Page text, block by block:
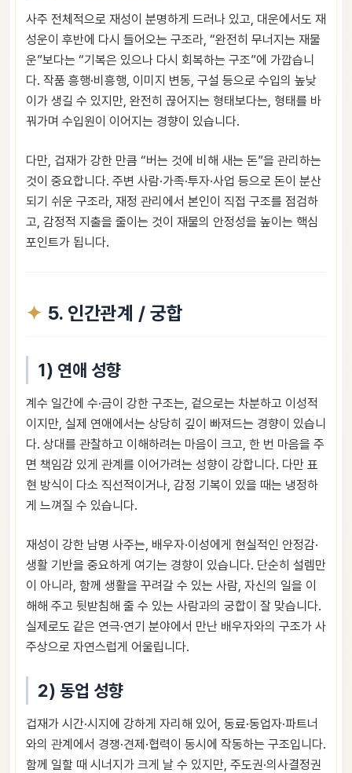
사주 전체적으로 재성이 분명하게 드러나 있고, 대운에서도 재
성운이 후반에 다시 들어오는 구조라, “완전히 무너지는 재물
운”보다는 “기복은 있으나 다시 회복하는 구조”에 가깝습니
다. 작품 흥행·비흥행, 이미지 변동, 구설 등으로 수입의 높낮
이가 생길 수 있지만, 완전히 끊어지는 형태보다는, 형태를 바
꿔가며 수입원이 이어지는 경향이 있습니다.
다만, 겁재가 강한 만큼 “버는 것에 비해 새는 돈”을 관리하는
것이 중요합니다. 주변 사람·가족·투자·사업 등으로 돈이 분산
되기 쉬운 구조라, 재정 관리에서 본인이 직접 구조를 점검하
고, 감정적 지출을 줄이는 것이 재물의 안정성을 높이는 핵심
포인트가 됩니다.
5. 인간관계 / 궁합
1) 연애 성향
계수 일간에 수·금이 강한 구조는, 겉으로는 차분하고 이성적
이지만, 실제 연애에서는 상당히 깊이 빠져드는 경향이 있습니
다. 상대를 관찰하고 이해하려는 마음이 크고, 한 번 마음을 주
면 책임감 있게 관계를 이어가려는 성향이 강합니다. 다만 표
현 방식이 다소 직선적이거나, 감정 기복이 있을 때는 냉정하
게 느껴질 수 있습니다.
재성이 강한 남명 사주는, 배우자·이성에게 현실적인 안정감·
생활 기반을 중요하게 여기는 경향이 있습니다. 단순히 설렘만
이 아니라, 함께 생활을 꾸려갈 수 있는 사람, 자신의 일을 이
해해 주고 뒷받침해 줄 수 있는 사람과의 궁합이 잘 맞습니다.
실제로도 같은 연극·연기 분야에서 만난 배우자와의 구조가 사
주상으로 자연스럽게 어울립니다.
2) 동업 성향
겁재가 시간·시지에 강하게 자리해 있어, 동료·동업자·파트너
와의 관계에서 경쟁·견제·협력이 동시에 작동하는 구조입니다.
함께 일할 때 시너지가 크게 날 수 있지만, 주도권·의사결정권